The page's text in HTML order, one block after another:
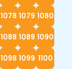
1078 1079 1080
1088 1089 1090
1098 1099 1100